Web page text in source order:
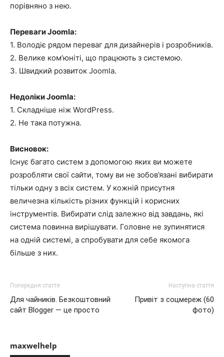
порівняно з нею.
Переваги Joomla:
1. Володіє рядом переваг для дизайнерів і розробників.
2. Велике ком’юніті, що працюють з системою.
3. Швидкий розвиток Joomla.
Недоліки Joomla:
1. Складніше ніж WordPress.
2. Не така потужна.
Висновок:
Існує багато систем з допомогою яких ви можете
розробляти свої сайти, тому ви не зобов’язані вибирати
тільки одну з всіх систем. У кожній присутня
величезна кількість різних функцій і корисних
інструментів. Вибирати слід залежно від завдань, які
система повинна вирішувати. Головне не зупинятися
на одній системі, а спробувати для себе якомога
більше з них.
Попередня стаття
Для чайників. Безкоштовний
сайт Blogger — це просто
Наступна стаття
Привіт з соцмереж (60
фото)
maxwelhelp